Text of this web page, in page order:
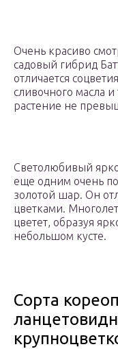
Очень красиво
садовый гибрид
отличается
сливочного масла
растение не
Светолюбивый
еще одним очень
золотой шар. Он
цветками.
цветет, образуя
небольшом кусте.
Сорта